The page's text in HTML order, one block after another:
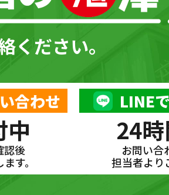
ください。
合わせ
中
認後
す。
LINE
24
お問い合
担当者より